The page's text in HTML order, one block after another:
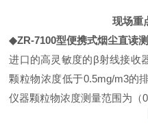
现场重
◆ZR-7100型便携式烟尘直读
进口的高灵敏度的β射线接收
颗粒物浓度低于0.5mg/m3的
仪器颗粒物浓度测量范围为（